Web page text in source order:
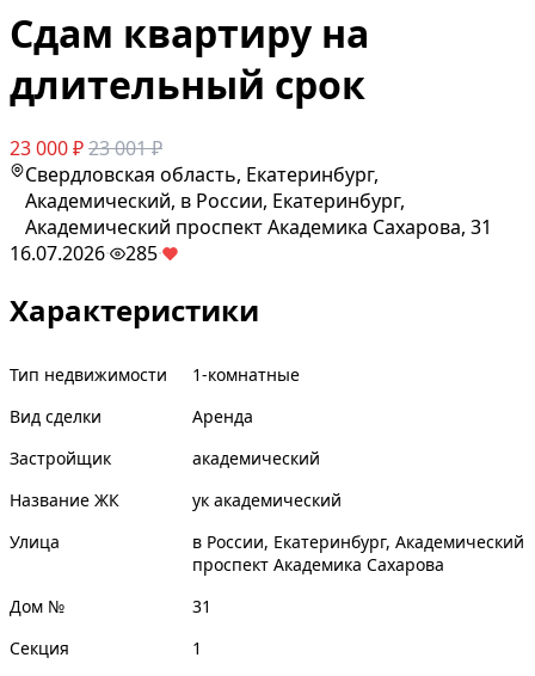
Сдам квартиру на
длительный срок
23 000 ₽23 001 ₽
Свердловская область, Екатеринбург,
Академический, в России, Екатеринбург,
Академический проспект Академика Сахарова, 31
16.07.2026· 285·
Характеристики
Тип недвижимости
1-комнатные
Вид сделки
Аренда
Застройщик
академический
Название ЖК
ук академический
Улица
в России, Екатеринбург, Академический
проспект Академика Сахарова
Дом №
31
Секция
1